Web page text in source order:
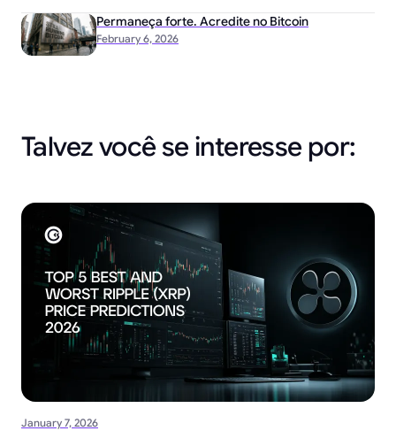
February 6, 2026
Permaneça forte. Acredite no Bitcoin
Talvez você se interesse por:
January 7, 2026